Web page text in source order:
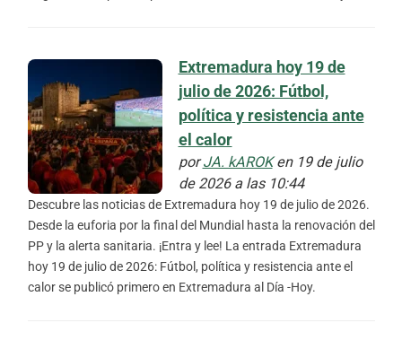
Extremadura hoy 19 de
julio de 2026: Fútbol,
política y resistencia ante
el calor
porJA. kAROKen 19 de julio
de 2026 a las 10:44
Descubre las noticias de Extremadura hoy 19 de julio de 2026.
Desde la euforia por la final del Mundial hasta la renovación del
PP y la alerta sanitaria. ¡Entra y lee! La entrada Extremadura
hoy 19 de julio de 2026: Fútbol, política y resistencia ante el
calor se publicó primero en Extremadura al Día -Hoy.